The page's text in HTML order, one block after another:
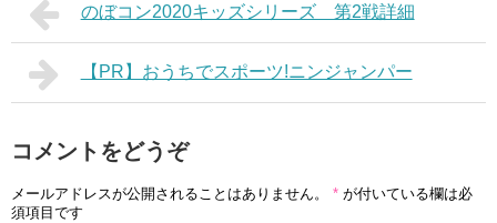
のぼコン2020キッズシリーズ 第2戦詳細
【PR】おうちでスポーツ!ニンジャンパー
コメントをどうぞ
メールアドレスが公開されることはありません。 * が付いている欄は必
須項目です